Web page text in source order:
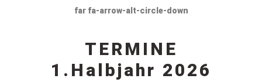
far fa-arrow-alt-circle-down
TERMINE
1.Halbjahr 2026